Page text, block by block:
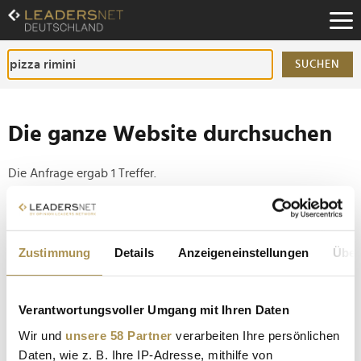
Zustimmung Details Anzeigeneinstellungen
Verantwortungsvoller Umgang mit Ihren Daten
Wir und unsere 58 Partner verarbeiten Ihre persönlichen
Daten, wie z. B. Ihre IP-Adresse, mithilfe von
Zum
Inhalt
Zur
Fußzeilen-
Navigation
SUCHEN
Die ganze Website durchsuchen
Die Anfrage ergab 1 Treffer.
Tipp
Seiten suchen, die genau diese Wortgruppe enthalten:
Restaurant des Jahres: Eine Top-Adresse für jedes
Bundesland